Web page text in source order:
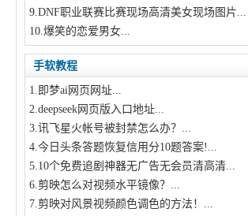
9.DNF职业联赛比赛现场高清美女现场图片...
10.爆笑的恋爱男女...
手软教程
1.即梦ai网页网址...
2.deepseek网页版入口地址...
3.讯飞星火帐号被封禁怎么办？...
4.今日头条答题恢复信用分10题答案!...
5.10个免费追剧神器无广告无会员清高清...
6.剪映怎么对视频水平镜像？...
7.剪映对风景视频颜色调色的方法！...